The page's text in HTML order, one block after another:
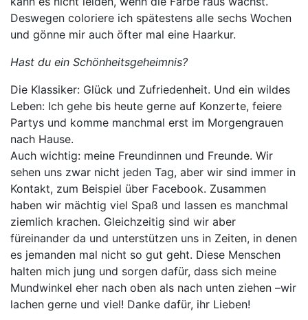
Deswegen coloriere ich spätestens alle sechs Wochen
und gönne mir auch öfter mal eine Haarkur.
Hast du ein Schönheitsgeheimnis?
Die Klassiker: Glück und Zufriedenheit. Und ein wildes
Leben: Ich gehe bis heute gerne auf Konzerte, feiere
Partys und komme manchmal erst im Morgengrauen
nach Hause.
Auch wichtig: meine Freundinnen und Freunde. Wir
sehen uns zwar nicht jeden Tag, aber wir sind immer in
Kontakt, zum Beispiel über Facebook. Zusammen
haben wir mächtig viel Spaß und lassen es manchmal
ziemlich krachen. Gleichzeitig sind wir aber
füreinander da und unterstützen uns in Zeiten, in denen
es jemanden mal nicht so gut geht. Diese Menschen
halten mich jung und sorgen dafür, dass sich meine
Mundwinkel eher nach oben als nach unten ziehen –wir
lachen gerne und viel! Danke dafür, ihr Lieben!